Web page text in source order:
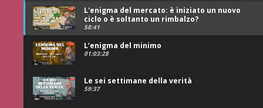
L'enigma del mercato: è iniziato un nuovo
ciclo o è soltanto un rimbalzo?
58:41
L’enigma del minimo
01:03:28
Le sei settimane della verità
59:37